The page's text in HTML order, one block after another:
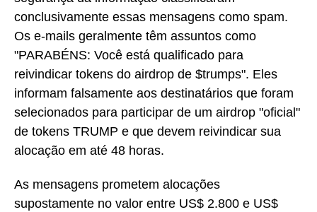
conclusivamente essas mensagens como spam.
Os e-mails geralmente têm assuntos como
"PARABÉNS: Você está qualificado para
reivindicar tokens do airdrop de $trumps". Eles
informam falsamente aos destinatários que foram
selecionados para participar de um airdrop "oficial"
de tokens TRUMP e que devem reivindicar sua
alocação em até 48 horas.
As mensagens prometem alocações
supostamente no valor entre US$ 2.800 e US$